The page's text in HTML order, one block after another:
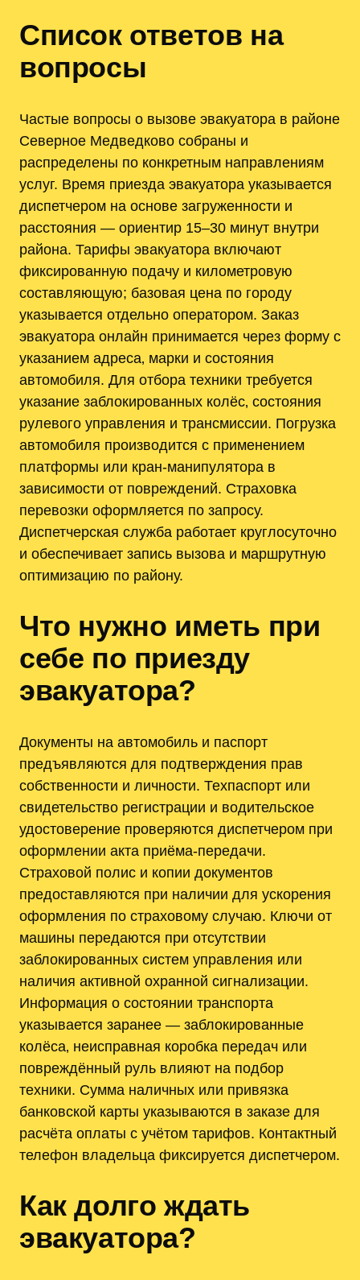
Список ответов на
вопросы
Частые вопросы о вызове эвакуатора в районе
Северное Медведково собраны и
распределены по конкретным направлениям
услуг. Время приезда эвакуатора указывается
диспетчером на основе загруженности и
расстояния — ориентир 15–30 минут внутри
района. Тарифы эвакуатора включают
фиксированную подачу и километровую
составляющую; базовая цена по городу
указывается отдельно оператором. Заказ
эвакуатора онлайн принимается через форму с
указанием адреса‚ марки и состояния
автомобиля. Для отбора техники требуется
указание заблокированных колёс‚ состояния
рулевого управления и трансмиссии. Погрузка
автомобиля производится с применением
платформы или кран‑манипулятора в
зависимости от повреждений. Страховка
перевозки оформляется по запросу.
Диспетчерская служба работает круглосуточно
и обеспечивает запись вызова и маршрутную
оптимизацию по району.
Что нужно иметь при
себе по приезду
эвакуатора?
Документы на автомобиль и паспорт
предъявляются для подтверждения прав
собственности и личности. Техпаспорт или
свидетельство регистрации и водительское
удостоверение проверяются диспетчером при
оформлении акта приёма-передачи.
Страховой полис и копии документов
предоставляются при наличии для ускорения
оформления по страховому случаю. Ключи от
машины передаются при отсутствии
заблокированных систем управления или
наличия активной охранной сигнализации.
Информация о состоянии транспорта
указывается заранее — заблокированные
колёса‚ неисправная коробка передач или
повреждённый руль влияют на подбор
техники. Сумма наличных или привязка
банковской карты указываются в заказе для
расчёта оплаты с учётом тарифов. Контактный
телефон владельца фиксируется диспетчером.
Как долго ждать
эвакуатора?